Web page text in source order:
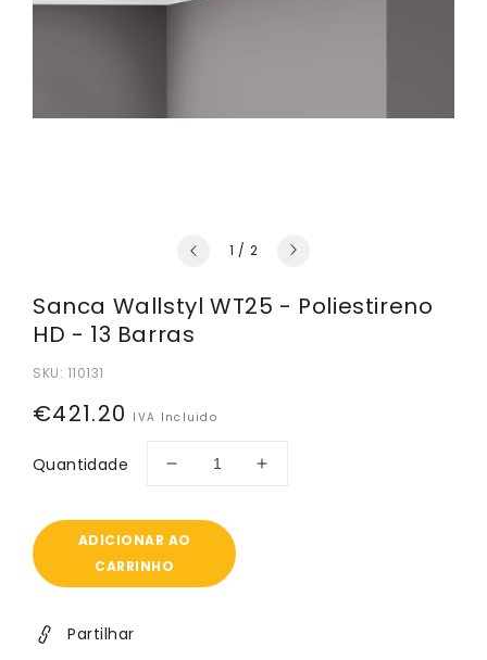
1 / de
2
Sanca Wallstyl WT25 - Poliestireno
HD - 13 Barras
SKU: 110131
Preço
€421.20 IVA Incluido
Quantidade
Diminuir
quantidade
de
Sanca
Wallstyl
Aumentar
ADICIONAR AO
CARRINHO
Partilhar